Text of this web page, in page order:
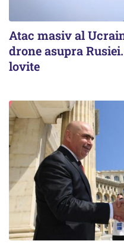
Atac masiv al
drone asupra
lovite